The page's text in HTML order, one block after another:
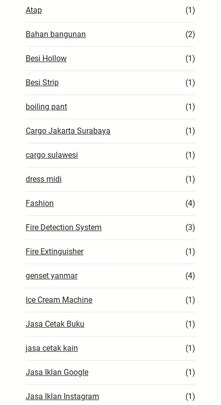
Atap (1)
Bahan bangunan (2)
Besi Hollow (1)
Besi Strip (1)
boiling pant (1)
Cargo Jakarta Surabaya (1)
cargo sulawesi (1)
dress midi (1)
Fashion (4)
Fire Detection System (3)
Fire Extinguisher (1)
genset yanmar (4)
Ice Cream Machine (1)
Jasa Cetak Buku (1)
jasa cetak kain (1)
Jasa Iklan Google (1)
Jasa Iklan Instagram (1)